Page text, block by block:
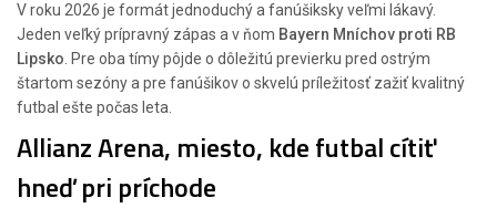
V roku 2026 je formát jednoduchý a fanúšiksky veľmi lákavý.
Jeden veľký prípravný zápas a v ňom Bayern Mníchov proti RB
Lipsko . Pre oba tímy pôjde o dôležitú previerku pred ostrým
štartom sezóny a pre fanúšikov o skvelú príležitosť zažiť kvalitný
futbal ešte počas leta.
Allianz Arena, miesto, kde futbal cítiť
hneď pri príchode